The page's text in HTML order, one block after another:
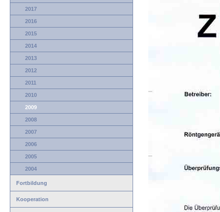
2017
2016
2015
2014
2013
2012
2011
2010
2009
2008
2007
2006
2005
2004
Fortbildung
Kooperation